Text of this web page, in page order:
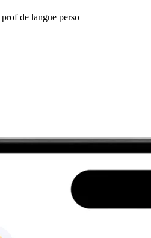
de langue perso